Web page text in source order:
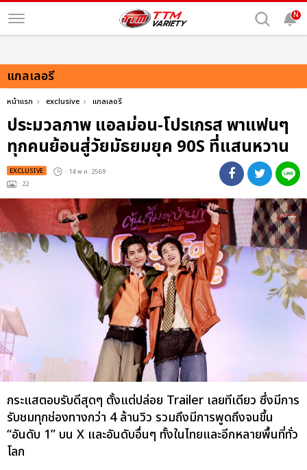
N
แกลเลอรี
หน้าแรก exclusive แกลเลอรี
ประมวลภาพ แอลม่อน-โปรเกรส พาแฟนๆ
ทุกคนย้อนสู่วัยมัธยมยุค 90S ที่แสนหวาน
EXCLUSIVE : 14 พ.ค. 2569
: 22
กระแสตอบรับดีสุดๆ ตั้งแต่ปล่อย Trailer เลยทีเดียว ซึ่งมีการ
รับชมทุกช่องทางกว่า 4 ล้านวิว รวมถึงมีการพูดถึงจนขึ้น
“อันดับ 1” บน X และอันดับอื่นๆ ทั้งในไทยและอีกหลายพื้นที่ทั่ว
โลก